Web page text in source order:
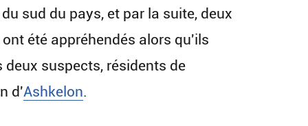
sud du pays, et par la suite, deux
été appréhendés alors qu'ils
deux suspects, résidents de
d'Ashkelon.